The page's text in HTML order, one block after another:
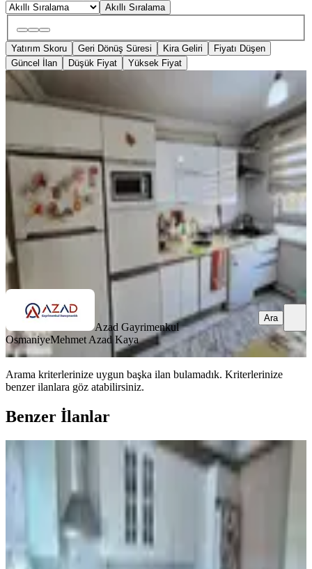
Akıllı Sıralama
Yatırım Skoru Geri Dönüş Süresi Kira Geliri
Fiyatı Düşen
Güncel İlan
Düşük Fiyat Yüksek Fiyat
SİTE İÇİ
Azad-alibeyli Mah Şöförler Cemiyeti
Civarı Satılık 2+1 Daire
Merkez, Alibeyli Mahallesi
2+1·115 m² · 08.03.2026
2.500.000 ₺
Azad Gayrimenkul Osmaniye Mehmet Azad Kaya
Azad Gayrimenkul
OsmaniyeMehmet Azad Kaya
Ara
Arama kriterlerinize uygun başka ilan bulamadık. Kriterlerinize
benzer ilanlara göz atabilirsiniz.
Benzer İlanlar
Final Emlaktan Avm Civarı Satılık
3+1 Daire
Merkez, M.akif Ersoy Mahallesi
160 m² 02.08.2026